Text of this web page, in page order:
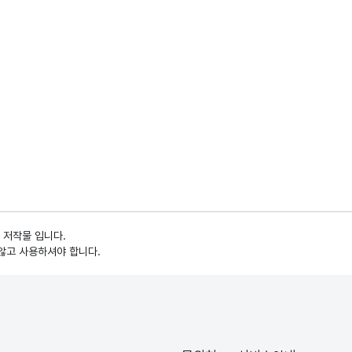
작물 입니다.
고 사용하셔야 합니다.